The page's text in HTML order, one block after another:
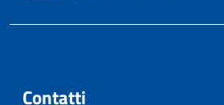
Contatti